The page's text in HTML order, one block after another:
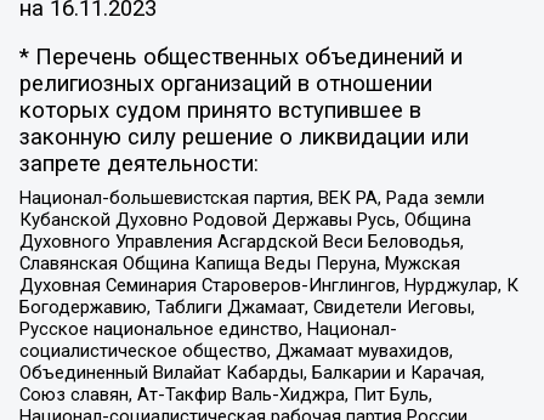
на 16.11.2023
* Перечень общественных объединений и
религиозных организаций в отношении
которых судом принято вступившее в
законную силу решение о ликвидации или
запрете деятельности:
Национал-большевистская партия, ВЕК РА, Рада земли
Кубанской Духовно Родовой Державы Русь, Община
Духовного Управления Асгардской Веси Беловодья,
Славянская Община Капища Веды Перуна, Мужская
Духовная Семинария Староверов-Инглингов, Нурджулар, К
Богодержавию, Таблиги Джамаат, Свидетели Иеговы,
Русское национальное единство, Национал-
социалистическое общество, Джамаат мувахидов,
Объединенный Вилайат Кабарды, Балкарии и Карачая,
Союз славян, Ат-Такфир Валь-Хиджра, Пит Буль,